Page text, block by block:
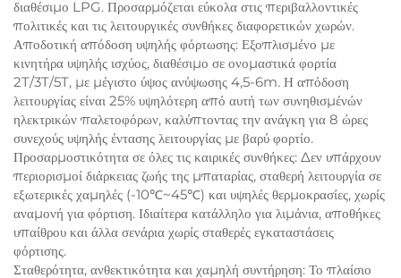
διαθέσιμο LPG. Προσαρμόζεται εύκολα στις περιβαλλοντικές
πολιτικές και τις λειτουργικές συνθήκες διαφορετικών χωρών.
Αποδοτική απόδοση υψηλής φόρτωσης: Εξοπλισμένο με
κινητήρα υψηλής ισχύος, διαθέσιμο σε ονομαστικά φορτία
2T/3T/5T, με μέγιστο ύψος ανύψωσης 4,5-6m. Η απόδοση
λειτουργίας είναι 25% υψηλότερη από αυτή των συνηθισμένών
ηλεκτρικών παλετοφόρων, καλύπτοντας την ανάγκη για 8 ώρες
συνεχούς υψηλής έντασης λειτουργίας με βαρύ φορτίο.
Προσαρμοστικότητα σε όλες τις καιρικές συνθήκες: Δεν υπάρχουν
περιορισμοί διάρκειας ζωής της μπαταρίας, σταθερή λειτουργία σε
εξωτερικές χαμηλές (-10℃~45℃) και υψηλές θερμοκρασίες, χωρίς
αναμονή για φόρτιση. Ιδιαίτερα κατάλληλο για λιμάνια, αποθήκες
υπαίθρου και άλλα σενάρια χωρίς σταθερές εγκαταστάσεις
φόρτισης.
Σταθερότητα, ανθεκτικότητα και χαμηλή συντήρηση: Το πλαίσιο